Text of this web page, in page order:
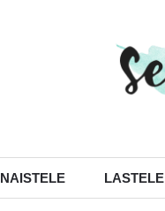
NAISTELE LASTELE